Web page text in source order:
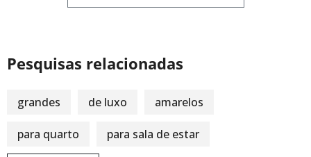
Pesquisas relacionadas
grandes de luxo amarelos
para quarto para sala de estar